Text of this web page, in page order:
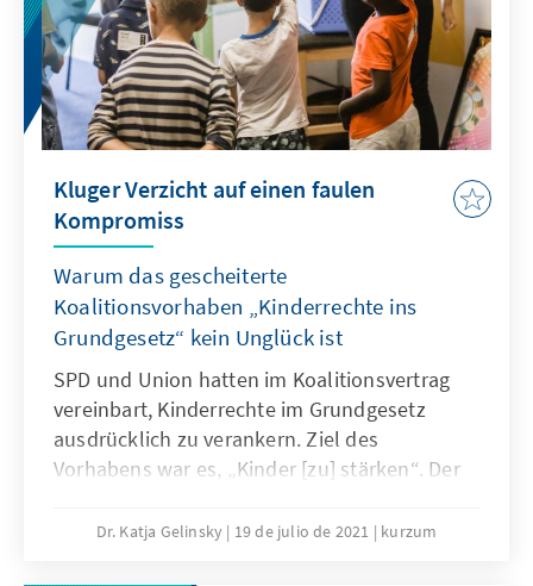
Kluger Verzicht auf einen faulen
Kompromiss
Warum das gescheiterte
Koalitionsvorhaben „Kinderrechte ins
Grundgesetz“ kein Unglück ist
SPD und Union hatten im Koalitionsvertrag
vereinbart, Kinderrechte im Grundgesetz
ausdrücklich zu verankern. Ziel des
Vorhabens war es, „Kinder [zu] stärken“. Der
Interpretationsspielraum, was genau
Dr. Katja Gelinsky 19 de julio de 2021 kurzum